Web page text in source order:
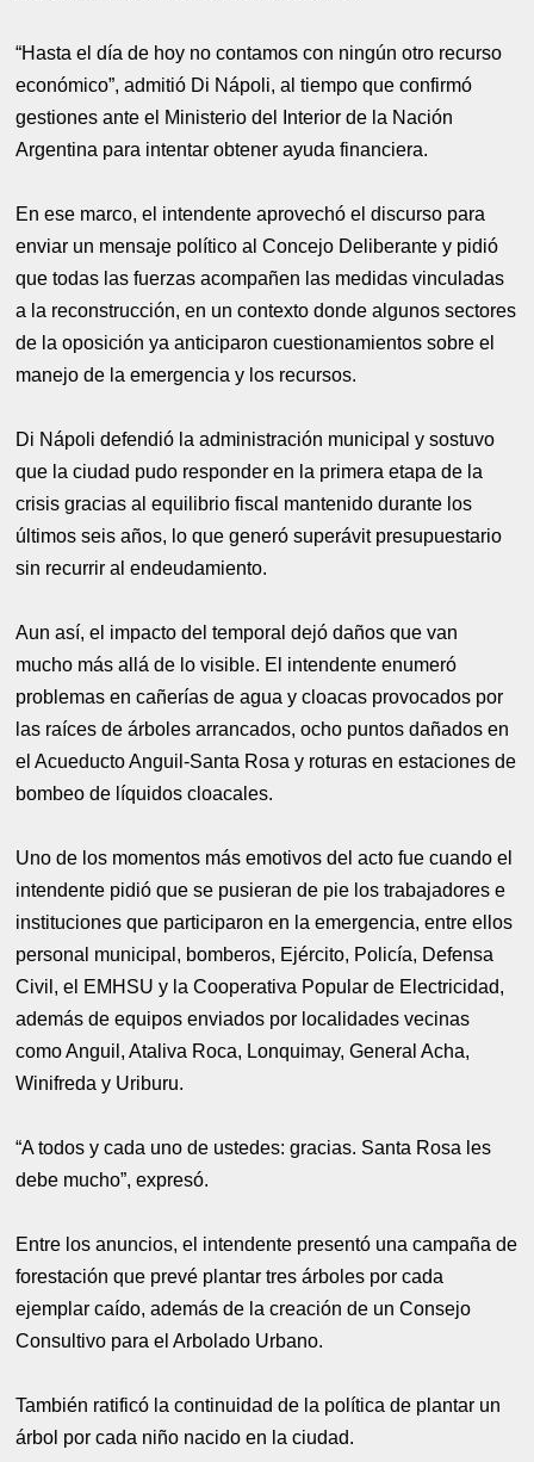
“Hasta el día de hoy no contamos con ningún otro recurso
económico”, admitió Di Nápoli, al tiempo que confirmó
gestiones ante el Ministerio del Interior de la Nación
Argentina para intentar obtener ayuda financiera.
En ese marco, el intendente aprovechó el discurso para
enviar un mensaje político al Concejo Deliberante y pidió
que todas las fuerzas acompañen las medidas vinculadas
a la reconstrucción, en un contexto donde algunos sectores
de la oposición ya anticiparon cuestionamientos sobre el
manejo de la emergencia y los recursos.
Di Nápoli defendió la administración municipal y sostuvo
que la ciudad pudo responder en la primera etapa de la
crisis gracias al equilibrio fiscal mantenido durante los
últimos seis años, lo que generó superávit presupuestario
sin recurrir al endeudamiento.
Aun así, el impacto del temporal dejó daños que van
mucho más allá de lo visible. El intendente enumeró
problemas en cañerías de agua y cloacas provocados por
las raíces de árboles arrancados, ocho puntos dañados en
el Acueducto Anguil-Santa Rosa y roturas en estaciones de
bombeo de líquidos cloacales.
Uno de los momentos más emotivos del acto fue cuando el
intendente pidió que se pusieran de pie los trabajadores e
instituciones que participaron en la emergencia, entre ellos
personal municipal, bomberos, Ejército, Policía, Defensa
Civil, el EMHSU y la Cooperativa Popular de Electricidad,
además de equipos enviados por localidades vecinas
como Anguil, Ataliva Roca, Lonquimay, General Acha,
Winifreda y Uriburu.
“A todos y cada uno de ustedes: gracias. Santa Rosa les
debe mucho”, expresó.
Entre los anuncios, el intendente presentó una campaña de
forestación que prevé plantar tres árboles por cada
ejemplar caído, además de la creación de un Consejo
Consultivo para el Arbolado Urbano.
También ratificó la continuidad de la política de plantar un
árbol por cada niño nacido en la ciudad.